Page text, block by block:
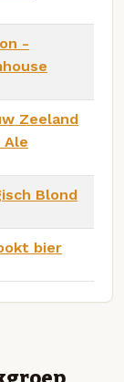
-
Zeeland
Ale
Blond
bier